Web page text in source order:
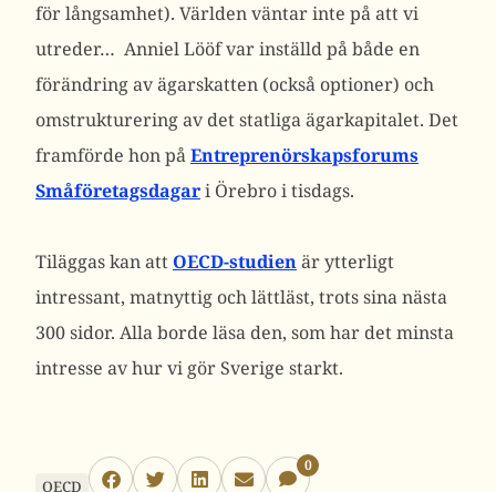
för långsamhet). Världen väntar inte på att vi
utreder… Anniel Lööf var inställd på både en
förändring av ägarskatten (också optioner) och
omstrukturering av det statliga ägarkapitalet. Det
framförde hon påEntreprenörskapsforums
Småföretagsdagari Örebro i tisdags.
Tiläggas kan attOECD-studienär ytterligt
intressant, matnyttig och lättläst, trots sina nästa
300 sidor. Alla borde läsa den, som har det minsta
intresse av hur vi gör Sverige starkt.
OECD
0